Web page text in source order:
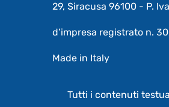
29, Siracusa 96100 - P.
d’impresa registrato n.
Made in Italy
Tutti i contenuti